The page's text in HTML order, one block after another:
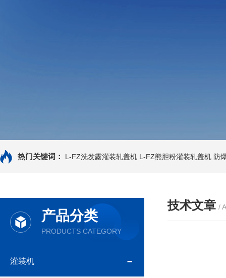
热门关键词： L-FZ洗发露灌装轧盖机 L-FZ熊胆粉灌装轧盖机 防
产品分类
PRODUCTS CATEGORY
灌装机
技术文章 /